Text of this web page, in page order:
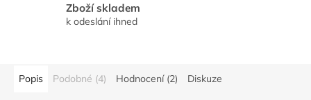
Zboží skladem
k odeslání ihned
Popis Podobné (4) Hodnocení (2) Diskuze